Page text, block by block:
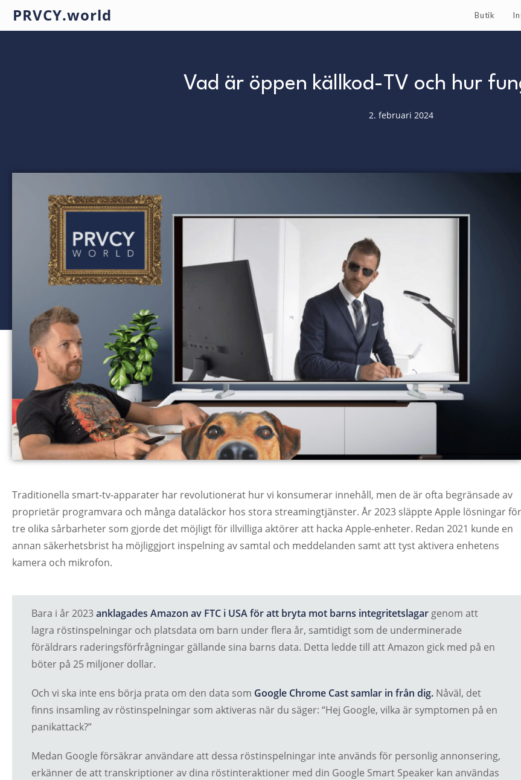
PRVCY.world Butik
Vad är öppen källkod-TV och hur
2. februari 2024
Traditionella smart-tv-apparater har revolutionerat hur vi konsumerar innehåll, men de är ofta begränsade av
proprietär programvara och många dataläckor hos stora streamingtjänster. År 2023 släppte Apple lösningar för
tre olika sårbarheter som gjorde det möjligt för illvilliga aktörer att hacka Apple-enheter. Redan 2021 kunde en
annan säkerhetsbrist ha möjliggjort inspelning av samtal och meddelanden samt att tyst aktivera enhetens
kamera och mikrofon.
Bara i år 2023anklagades Amazon av FTC i USA för att bryta mot barns integritetslagar genom att
lagra röstinspelningar och platsdata om barn under flera år, samtidigt som de underminerade
föräldrars raderingsförfrågningar gällande sina barns data. Detta ledde till att Amazon gick med på en
böter på 25 miljoner dollar.
Och vi ska inte ens börja prata om den data som Google Chrome Cast samlar in från dig. Nåväl, det
finns insamling av röstinspelningar som aktiveras när du säger: “Hej Google, vilka är symptomen på en
panikattack?”
Medan Google försäkrar användare att dessa röstinspelningar inte används för personlig annonsering,
erkänner de att transkriptioner av dina röstinteraktioner med din Google Smart Speaker kan användas